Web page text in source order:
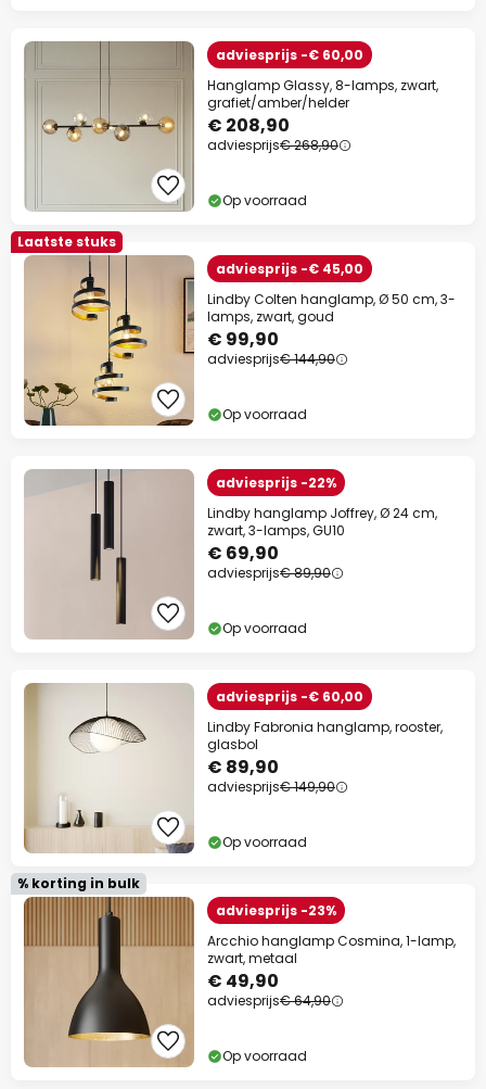
adviesprijs -€ 60,00
Hanglamp Glassy, 8-lamps, zwart,
grafiet/amber/helder
€ 208,90
adviesprijs€ 268,90
Op voorraad
Laatste stuks
adviesprijs -€ 45,00
Lindby Colten hanglamp, Ø 50 cm, 3-
lamps, zwart, goud
€ 99,90
adviesprijs€ 144,90
Op voorraad
adviesprijs -22%
Lindby hanglamp Joffrey, Ø 24 cm,
zwart, 3-lamps, GU10
€ 69,90
adviesprijs€ 89,90
Op voorraad
adviesprijs -€ 60,00
Lindby Fabronia hanglamp, rooster,
glasbol
€ 89,90
adviesprijs€ 149,90
Op voorraad
% korting in bulk
adviesprijs -23%
Arcchio hanglamp Cosmina, 1-lamp,
zwart, metaal
€ 49,90
adviesprijs€ 64,90
Op voorraad